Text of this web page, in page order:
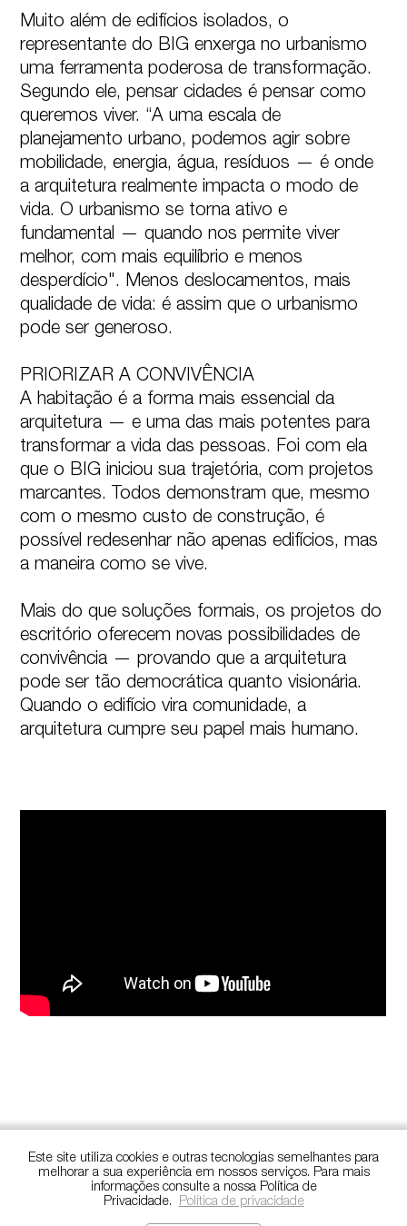
Muito além de edifícios isolados, o
representante do BIG enxerga no urbanismo
uma ferramenta poderosa de transformação.
Segundo ele, pensar cidades é pensar como
queremos viver. “A uma escala de
planejamento urbano, podemos agir sobre
mobilidade, energia, água, resíduos — é onde
a arquitetura realmente impacta o modo de
vida. O urbanismo se torna ativo e
fundamental — quando nos permite viver
melhor, com mais equilíbrio e menos
desperdício". Menos deslocamentos, mais
qualidade de vida: é assim que o urbanismo
pode ser generoso.
PRIORIZAR A CONVIVÊNCIA
A habitação é a forma mais essencial da
arquitetura — e uma das mais potentes para
transformar a vida das pessoas. Foi com ela
que o BIG iniciou sua trajetória, com projetos
marcantes. Todos demonstram que, mesmo
com o mesmo custo de construção, é
possível redesenhar não apenas edifícios, mas
a maneira como se vive.
Mais do que soluções formais, os projetos do
escritório oferecem novas possibilidades de
convivência — provando que a arquitetura
pode ser tão democrática quanto visionária.
Quando o edifício vira comunidade, a
arquitetura cumpre seu papel mais humano.
Este site utiliza cookies e outras tecnologias semelhantes para
melhorar a sua experiência em nossos serviços. Para mais
informações consulte a nossa Política de
Privacidade.
Política de privacidade